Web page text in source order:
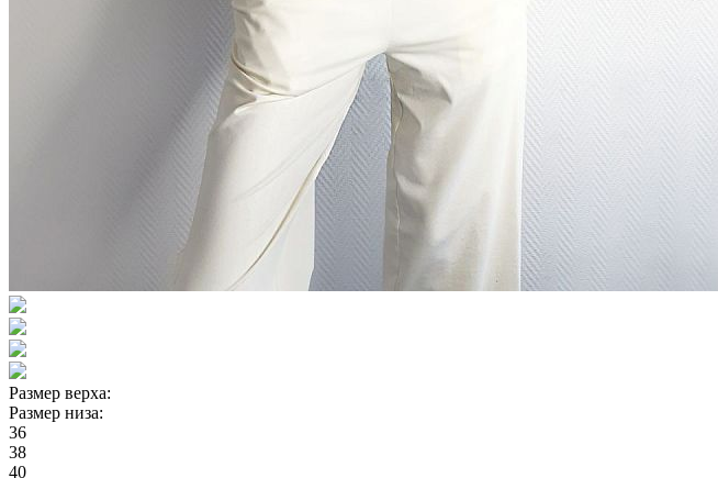
Размер верха:
Размер низа:
36
38
40